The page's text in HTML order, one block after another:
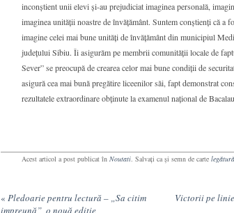
inconștient unii elevi și-au prejudiciat imaginea personală,
imaginea unității noastre de învățământ. Suntem conștienți că a
imagine celei mai bune unități de învățământ din municipiul
județului Sibiu. Îi asigurăm pe membrii comunității locale de
Sever” se preocupă de crearea celor mai bune condiții de
asigură cea mai bună pregătire liceenilor săi, fapt demonstrat
rezultatele extraordinare obținute la examenul național de
Acest articol a post publicat în Noutati. Salvaţi ca şi semn de carte
« Pledoarie pentru lectură – „Sa citim
impreună”, o nouă editie
Victorii pe